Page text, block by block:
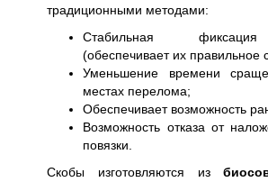
традиционными методами:
Стабильная
(обеспечивает их правильное
Уменьшение времени
местах перелома;
Обеспечивает возможность
Возможность отказа от
повязки.
Скобы изготовляются из